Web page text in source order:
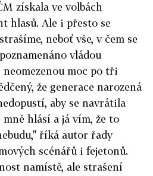
získala ve volbách
hlasů. Ale i přesto se
neboť vše, v čem se
vládou
moc po tři
že generace narozená
aby se navrátila
hlásí a já vím, že to
říká autor řady
scénářů i fejetonů.
namístě, ale strašení